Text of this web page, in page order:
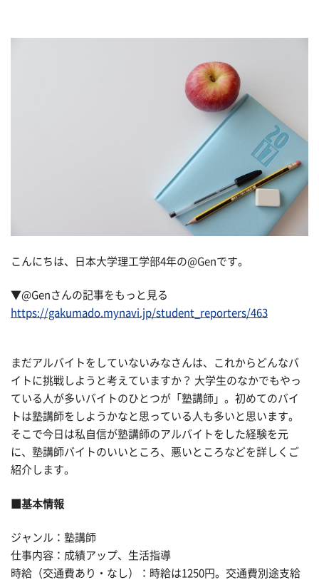
こんにちは、日本大学理工学部4年の@Genです。
▼@Genさんの記事をもっと見る
https://gakumado.mynavi.jp/student_reporters/463
まだアルバイトをしていないみなさんは、これからどんなバ
イトに挑戦しようと考えていますか？ 大学生のなかでもやっ
ている人が多いバイトのひとつが「塾講師」。初めてのバイ
トは塾講師をしようかなと思っている人も多いと思います。
そこで今日は私自信が塾講師のアルバイトをした経験を元
に、塾講師バイトのいいところ、悪いところなどを詳しくご
紹介します。
■基本情報
ジャンル：塾講師
仕事内容：成績アップ、生活指導
時給（交通費あり・なし）：時給は1250円。交通費別途支給